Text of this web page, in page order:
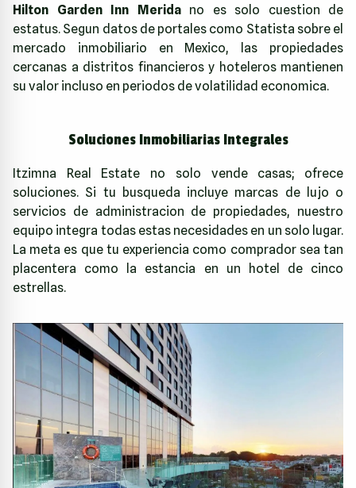
Hilton Garden Inn Meridano es solo cuestion de
estatus. Segun datos de portales como Statista sobre el
mercado inmobiliario en Mexico, las propiedades
cercanas a distritos financieros y hoteleros mantienen
su valor incluso en periodos de volatilidad economica.
Soluciones Inmobiliarias Integrales
Itzimna Real Estate no solo vende casas; ofrece
soluciones. Si tu busqueda incluye marcas de lujo o
servicios de administracion de propiedades, nuestro
equipo integra todas estas necesidades en un solo lugar.
La meta es que tu experiencia como comprador sea tan
placentera como la estancia en un hotel de cinco
estrellas.